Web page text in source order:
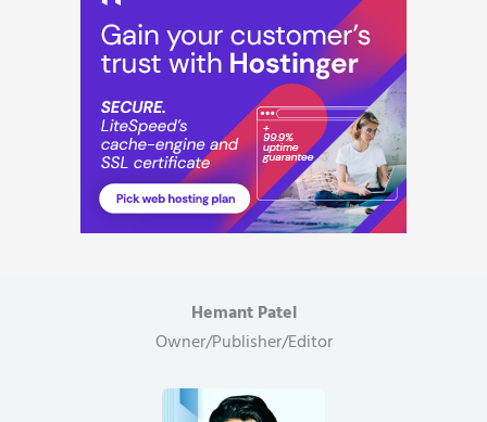
Hemant Patel
Owner/Publisher/Editor